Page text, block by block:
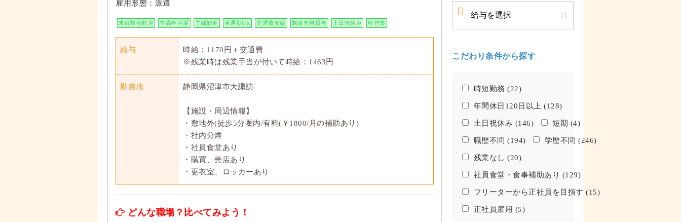
雇用形態：派遣
未経験者歓迎 中高年活躍 主婦歓迎 車通勤OK 交通費支給 制服無料貸与 土日祝休み 軽作業
給与
時給：1170円＋交通費
※残業時は残業手当が付いて時給：1463円
勤務地 静岡県沼津市大諏訪
【施設・周辺情報】
・敷地外(徒歩5分圏内/有料(￥1800/月の補助あり)
・社内分煙
・社員食堂あり
・購買、売店あり
・更衣室、ロッカーあり
どんな職場？比べてみよう！
こだわり条件から探す
時短勤務 (22)
年間休日120日以上 (128)
土日祝休み (146) 短期 (4)
職歴不問 (194) 学歴不問 (246)
残業なし (20)
社員食堂・食事補助あり (129)
フリーターから正社員を目指す (15)
正社員雇用 (5)